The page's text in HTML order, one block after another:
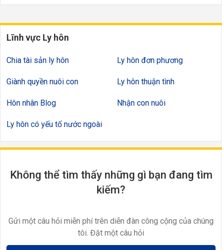
Lĩnh vực Ly hôn
Chia tài sản ly hôn
Giành quyền nuôi con
Hôn nhân Blog
Ly hôn có yếu tố nước ngoài
Ly hôn đơn phương
Ly hôn thuận tình
Nhận con nuôi
Không thể tìm thấy những gì bạn đang tìm
kiếm?
Gửi một câu hỏi miễn phí trên diễn đàn công cộng của chúng
tôi. Đặt một câu hỏi